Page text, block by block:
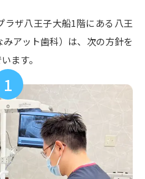
ラザ八王子大船1階にある八王
アット歯科）は、 次の方針を
ます。
1